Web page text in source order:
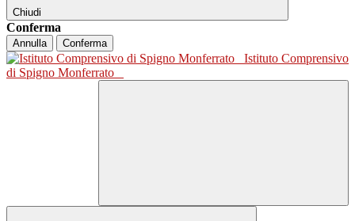
Chiudi
Conferma
Annulla Conferma
Istituto Comprensivo
di Spigno Monferrato